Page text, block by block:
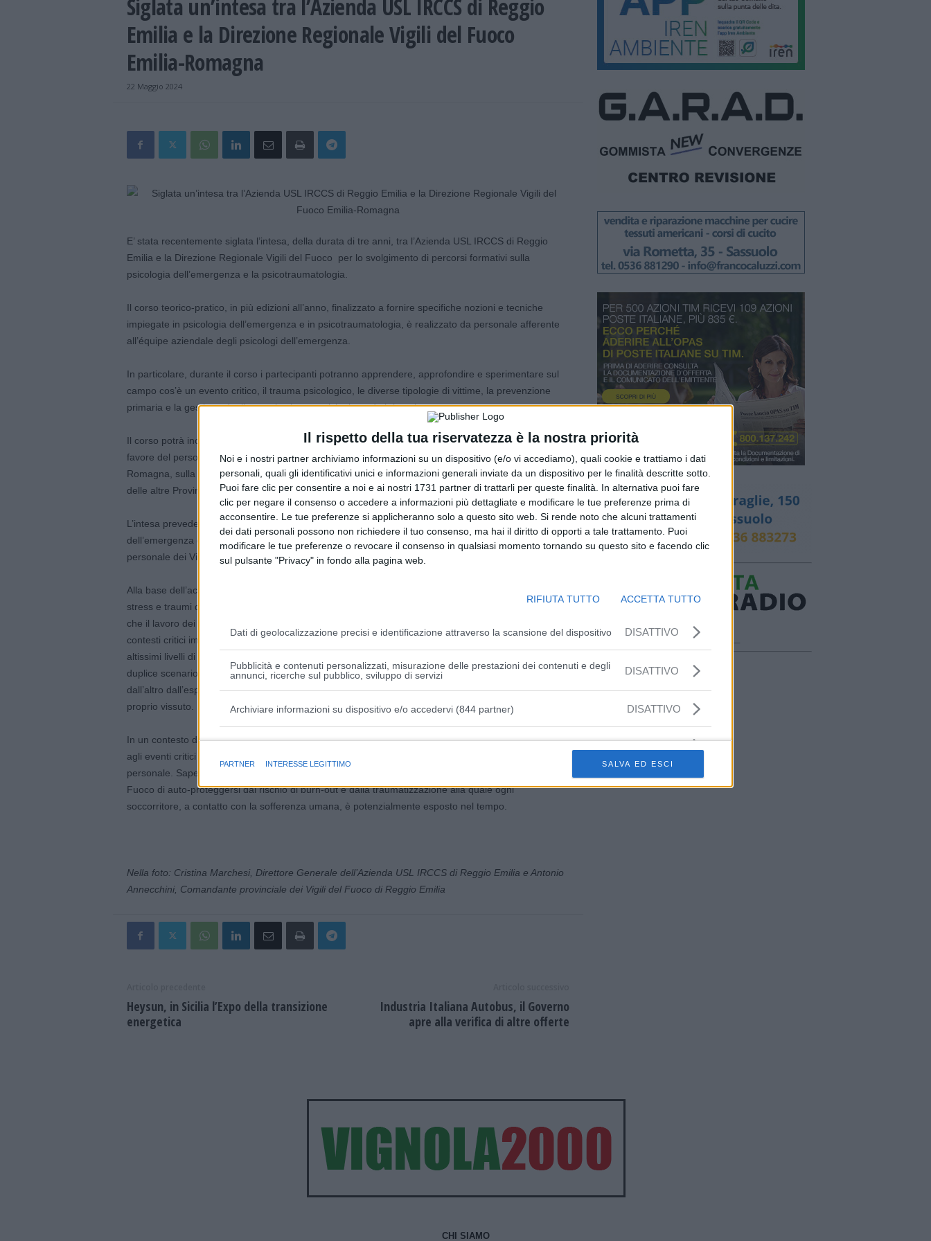
Il rispetto della tua riservatezza è la nostra priorità
Noi e i nostri partner archiviamo informazioni su un dispositivo (e/o vi accediamo), quali cookie e trattiamo i dati
personali, quali gli identificativi unici e informazioni generali inviate da un dispositivo per le finalità descritte sotto.
Puoi fare clic per consentire a noi e ai nostri 1731 partner di trattarli per queste finalità. In alternativa puoi fare
clic per negare il consenso o accedere a informazioni più dettagliate e modificare le tue preferenze prima di
acconsentire. Le tue preferenze si applicheranno solo a questo sito web. Si rende noto che alcuni trattamenti
dei dati personali possono non richiedere il tuo consenso, ma hai il diritto di opporti a tale trattamento. Puoi
modificare le tue preferenze o revocare il consenso in qualsiasi momento tornando su questo sito e facendo clic
sul pulsante "Privacy" in fondo alla pagina web.
RIFIUTA TUTTO ACCETTA TUTTO
Dati di geolocalizzazione precisi e identificazione attraverso la scansione del dispositivo DISATTIVO
Pubblicità e contenuti personalizzati, misurazione delle prestazioni dei contenuti e degli
annunci, ricerche sul pubblico, sviluppo di servizi
DISATTIVO
Archiviare informazioni su dispositivo e/o accedervi (844 partner) DISATTIVO
Finalità e caratteristiche speciali
PARTNER INTERESSE LEGITTIMO SALVA ED ESCI
Siglata un’intesa tra l’Azienda USL IRCCS di Reggio
Emilia e la Direzione Regionale Vigili del Fuoco
Emilia-Romagna
22 Maggio 2024
E’ stata recentemente siglata l’intesa, della durata di tre anni, tra l’Azienda USL IRCCS di Reggio
Emilia e la Direzione Regionale Vigili del Fuoco per lo svolgimento di percorsi formativi sulla
psicologia dell’emergenza e la psicotraumatologia.
Il corso teorico-pratico, in più edizioni all’anno, finalizzato a fornire specifiche nozioni e tecniche
impiegate in psicologia dell’emergenza e in psicotraumatologia, è realizzato da personale afferente
all’équipe aziendale degli psicologi dell’emergenza.
In particolare, durante il corso i partecipanti potranno apprendere, approfondire e sperimentare sul
campo cos’è un evento critico, il trauma psicologico, le diverse tipologie di vittime, la prevenzione
primaria e la gestione degli aspetti psico-emotivi, oltre ad altri temi.
Il corso potrà inoltre essere reso disponibile, anche in modalità di formazione a distanza (FAD), a
favore del personale dei Vigili del Fuoco dei Comandi delle altre Province della Regione Emilia
Romagna, sulla scorta di accordi intercorsi direttamente tra il Comando di Reggio Emilia e i Comandi
delle altre Province.
L’intesa prevede inoltre che, in seguito a interventi critici e particolarmente gravi, gli psicologi
dell’emergenza dell’Azienda USL forniscano consulenza e supporto, sia individuale che di gruppo, al
personale dei Vigili del Fuoco.
Alla base dell’accordo il fatto che il personale operativo dei Vigili del Fuoco sia spesso sottoposto a
stress e traumi di carattere psichico nell’ambito dell’espletamento del servizio tecnico di soccorso e
che il lavoro dei soccorritori (Operatori sanitari, Vigili del Fuoco o Forze dell’Ordine) che operano in
contesti critici implichi, insieme alla gestione della criticità, l’impatto con la sofferenza umana e gli
altissimi livelli di stress delle vittime e dei sopravvissuti; il soccorritore si trova infatti ad affrontare un
duplice scenario lavorativo composto, da un lato, dagli aspetti tecnici e specifici del suo lavoro,
dall’altro dall’esposizione agli aspetti emotivi delle vittime, dei sopravvissuti e conseguentemente del
proprio vissuto.
In un contesto di questo tipo imparare a gestire l’aspetto emotivo delle vittime e le proprie reazioni
agli eventi critici è un elemento fondamentale per il soccorritore sul piano sia professionale che
personale. Sapere come affrontare e comprendere queste situazioni consente inoltre al Vigile del
Fuoco di auto-proteggersi dal rischio di burn-out e dalla traumatizzazione alla quale ogni
soccorritore, a contatto con la sofferenza umana, è potenzialmente esposto nel tempo.
Nella foto: Cristina Marchesi, Direttore Generale dell’Azienda USL IRCCS di Reggio Emilia e Antonio
Annecchini, Comandante provinciale dei Vigili del Fuoco di Reggio Emilia
Heysun, in Sicilia l’Expo della transizione
energetica
Industria Italiana Autobus, il Governo
apre alla verifica di altre offerte
ora in onda
________________
CHI SIAMO